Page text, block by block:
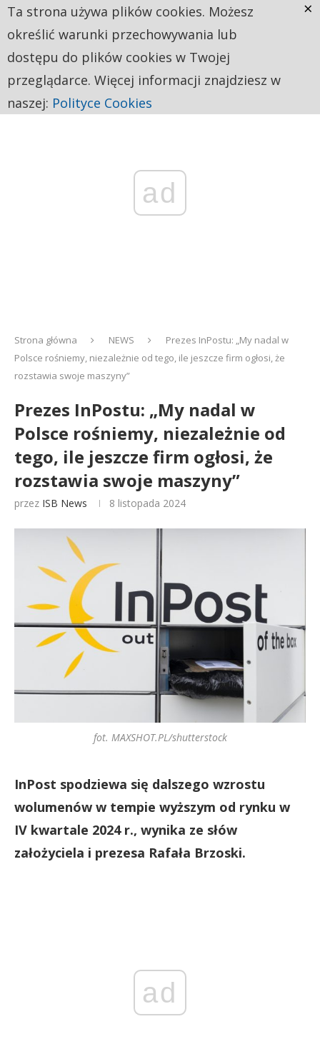
ad
Strona główna NEWS
Prezes InPostu: „My nadal w
Polsce rośniemy, niezależnie od tego, ile jeszcze firm ogłosi, że
rozstawia swoje maszyny”
Prezes InPostu: „My nadal w
Polsce rośniemy, niezależnie od
tego, ile jeszcze firm ogłosi, że
rozstawia swoje maszyny”
przez ISB News 8 listopada 2024
fot. MAXSHOT.PL/shutterstock
InPost spodziewa się dalszego wzrostu
wolumenów w tempie wyższym od rynku w
IV kwartale 2024 r., wynika ze słów
założyciela i prezesa Rafała Brzoski.
ad
Ta strona używa plików cookies. Możesz
określić warunki przechowywania lub
dostępu do plików cookies w Twojej
przeglądarce. Więcej informacji znajdziesz w
naszej: Polityce Cookies
×